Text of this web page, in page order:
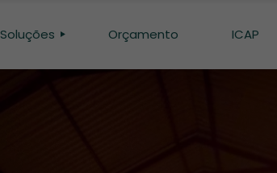
Soluções Orçamento ICAP
CONFINAMENTO